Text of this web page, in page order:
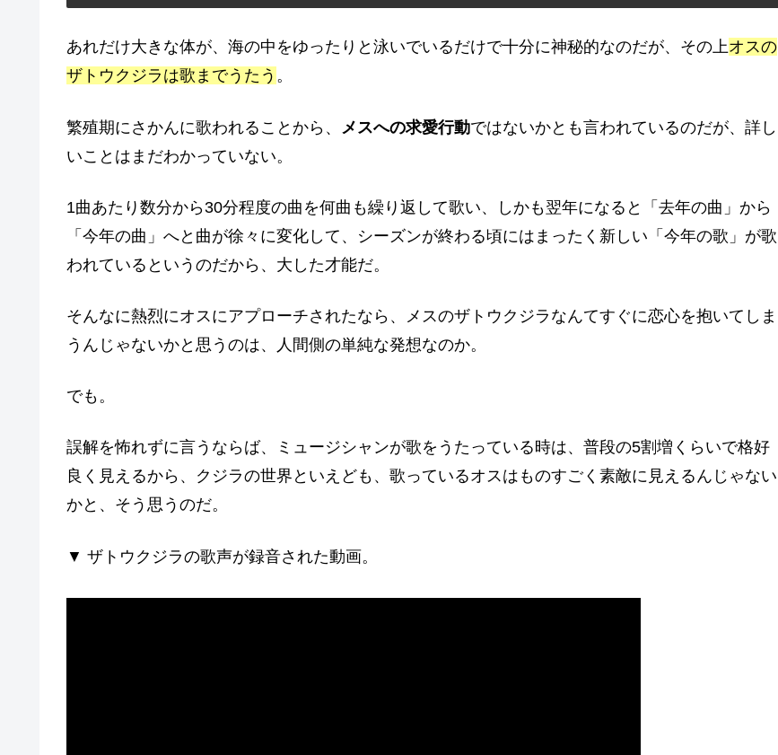
あれだけ大きな体が、海の中をゆったりと泳いでいるだけで十分に神秘的なのだが、その上オスの
ザトウクジラは歌までうたう 。
繁殖期にさかんに歌われることから、 メスへの求愛行動ではないかとも言われているのだが、詳し
いことはまだわかっていない。
1曲あたり数分から30分程度の曲を何曲も繰り返して歌い、しかも翌年になると「去年の曲」から
「今年の曲」へと曲が徐々に変化して、シーズンが終わる頃にはまったく新しい「今年の歌」が歌
われているというのだから、大した才能だ。
そんなに熱烈にオスにアプローチされたなら、メスのザトウクジラなんてすぐに恋心を抱いてしま
うんじゃないかと思うのは、人間側の単純な発想なのか。
でも。
誤解を怖れずに言うならば、ミュージシャンが歌をうたっている時は、普段の5割増くらいで格好
良く見えるから、クジラの世界といえども、歌っているオスはものすごく素敵に見えるんじゃない
かと、そう思うのだ。
▼ ザトウクジラの歌声が録音された動画。